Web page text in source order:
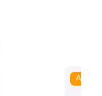
Акция